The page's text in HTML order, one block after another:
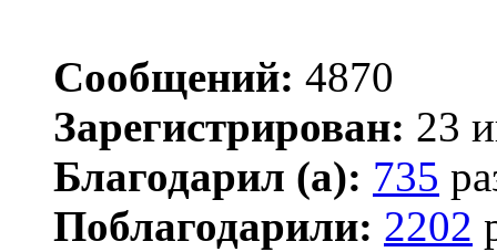
Сообщений: 4870
Зарегистрирован: 23
Благодарил (а): 735
Поблагодарили: 2202